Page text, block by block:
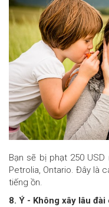
Bạn sẽ bị phạt 250
Petrolia, Ontario. Đây là
tiếng ồn.
8. Ý - Không xây lâu đài